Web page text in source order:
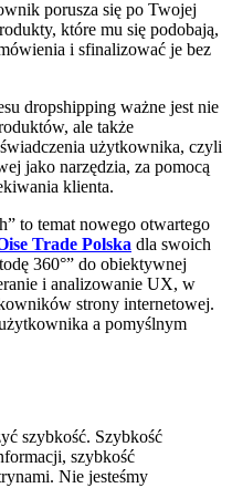
porusza się po Twojej
które mu się podobają,
i sfinalizować je bez
dropshipping ważne jest nie
ale także
użytkownika, czyli
jako narzędzia, za pomocą
klienta.
to temat nowego otwartego
Trade Polska dla swoich
360°” do obiektywnej
i analizowanie UX, w
strony internetowej.
a pomyślnym
szybkość. Szybkość
szybkość
Nie jesteśmy